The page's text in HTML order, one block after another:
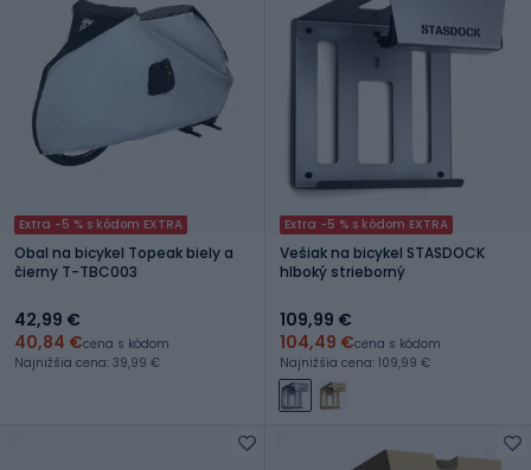
Extra -5 % s kódom EXTRA
Obal na bicykel Topeak biely a
čierny T-TBC003
42,99 €
40,84 €cena s kódom
Najnižšia cena: 39,99 €
Extra -5 % s kódom EXTRA
Vešiak na bicykel STASDOCK
hlboký strieborný
109,99 €
104,49 €cena s kódom
Najnižšia cena: 109,99 €